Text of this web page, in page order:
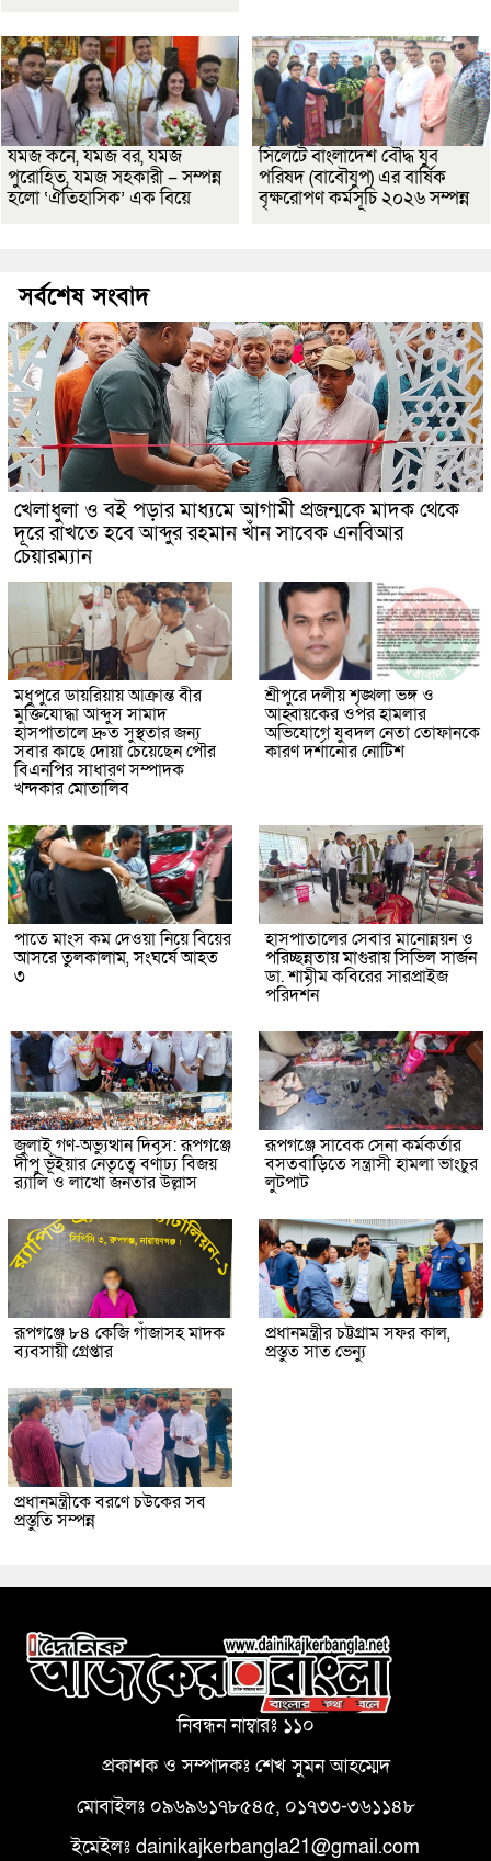
যমজ কনে, যমজ বর, যমজ
পুরোহিত, যমজ সহকারী – সম্পন্ন
হলো ‘ঐতিহাসিক’ এক বিয়ে
সিলেটে বাংলাদেশ বৌদ্ধ যুব
পরিষদ (বাবৌযুপ) এর বার্ষিক
বৃক্ষরোপণ কর্মসূচি ২০২৬ সম্পন্ন
সর্বশেষ সংবাদ
খেলাধুলা ও বই পড়ার মাধ্যমে আগামী প্রজন্মকে মাদক থেকে
দূরে রাখতে হবে আব্দুর রহমান খাঁন সাবেক এনবিআর
চেয়ারম্যান
মধুপুরে ডায়রিয়ায় আক্রান্ত বীর
মুক্তিযোদ্ধা আব্দুস সামাদ
হাসপাতালে দ্রুত সুস্থতার জন্য
সবার কাছে দোয়া চেয়েছেন পৌর
বিএনপির সাধারণ সম্পাদক
খন্দকার মোতালিব
শ্রীপুরে দলীয় শৃঙ্খলা ভঙ্গ ও
আহ্বায়কের ওপর হামলার
অভিযোগে যুবদল নেতা তোফানকে
কারণ দর্শানোর নোটিশ
পাতে মাংস কম দেওয়া নিয়ে বিয়ের
আসরে তুলকালাম, সংঘর্ষে আহত
৩
হাসপাতালের সেবার মানোন্নয়ন ও
পরিচ্ছন্নতায় মাগুরায় সিভিল সার্জন
ডা. শামীম কবিরের সারপ্রাইজ
পরিদর্শন
জুলাই গণ-অভ্যুত্থান দিবস: রূপগঞ্জে
দীপু ভূঁইয়ার নেতৃত্বে বর্ণাঢ্য বিজয়
র‌্যালি ও লাখো জনতার উল্লাস
রূপগঞ্জে সাবেক সেনা কর্মকর্তার
বসতবাড়িতে সন্ত্রাসী হামলা ভাংচুর
লুটপাট
রূপগঞ্জে ৮৪ কেজি গাঁজাসহ মাদক
ব্যবসায়ী গ্রেপ্তার
প্রধানমন্ত্রীর চট্টগ্রাম সফর কাল,
প্রস্তুত সাত ভেন্যু
প্রধানমন্ত্রীকে বরণে চউকের সব
প্রস্তুতি সম্পন্ন
নিবন্ধন নাম্বারঃ ১১০
প্রকাশক ও সম্পাদকঃ শেখ সুমন আহম্মেদ
মোবাইলঃ ০৯৬৯৬১৭৮৫৪৫, ০১৭৩৩-৩৬১১৪৮
ইমেইলঃ dainikajkerbangla21@gmail.com